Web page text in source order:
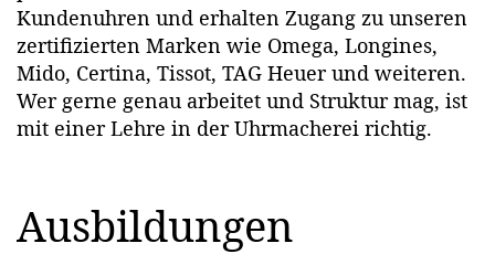
Kundenuhren und erhalten Zugang zu unseren
zertifizierten Marken wie Omega, Longines,
Mido, Certina, Tissot, TAG Heuer und weiteren.
Wer gerne genau arbeitet und Struktur mag, ist
mit einer Lehre in der Uhrmacherei richtig.
Ausbildungen